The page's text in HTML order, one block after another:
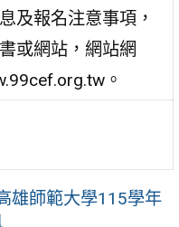
及報名注意事項，
或網站，網站網
。
雄師範大學115學年